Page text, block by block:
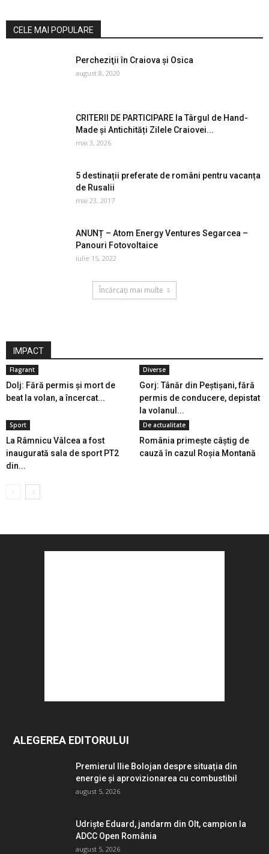
CELE MAI POPULARE
Percheziţii în Craiova şi Osica
august 8, 2020
CRITERII DE PARTICIPARE la Târgul de Hand-
Made și Antichități Zilele Craiovei...
mai 3, 2026
5 destinații preferate de români pentru vacanța
de Rusalii
mai 23, 2017
ANUNȚ – Atom Energy Ventures Segarcea –
Panouri Fotovoltaice
iulie 15, 2022
Încărcați mai multe
IMPACT
Flagrant
Dolj: Fără permis și mort de
beat la volan, a încercat...
Diverse
Gorj: Tânăr din Peștișani, fără
permis de conducere, depistat
la volanul...
Sport
La Râmnicu Vâlcea a fost
inaugurată sala de sport PT2
din...
De actualitate
România primește câștig de
cauză în cazul Roșia Montană
ALEGEREA EDITORULUI
Premierul Ilie Bolojan despre situația din
energie și aprovizionarea cu combustibil
august 5, 2026
Udriște Eduard, jandarm din Olt, campion la
ADCC Open România
august 5, 2026